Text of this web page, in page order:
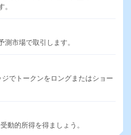
。
測市場で取引します。
でトークンをロングまたはショー
動的所得を得ましょう。